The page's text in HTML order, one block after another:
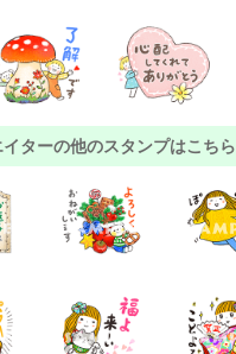
ターの他のスタンプはこちら